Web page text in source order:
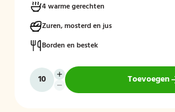
4 warme gerechten
Zuren, mosterd en jus
Borden en bestek
Toevoegen